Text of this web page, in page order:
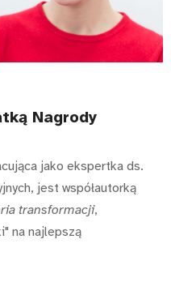
Nagrody
jako ekspertka ds.
jest współautorką
transformacji,
na najlepszą